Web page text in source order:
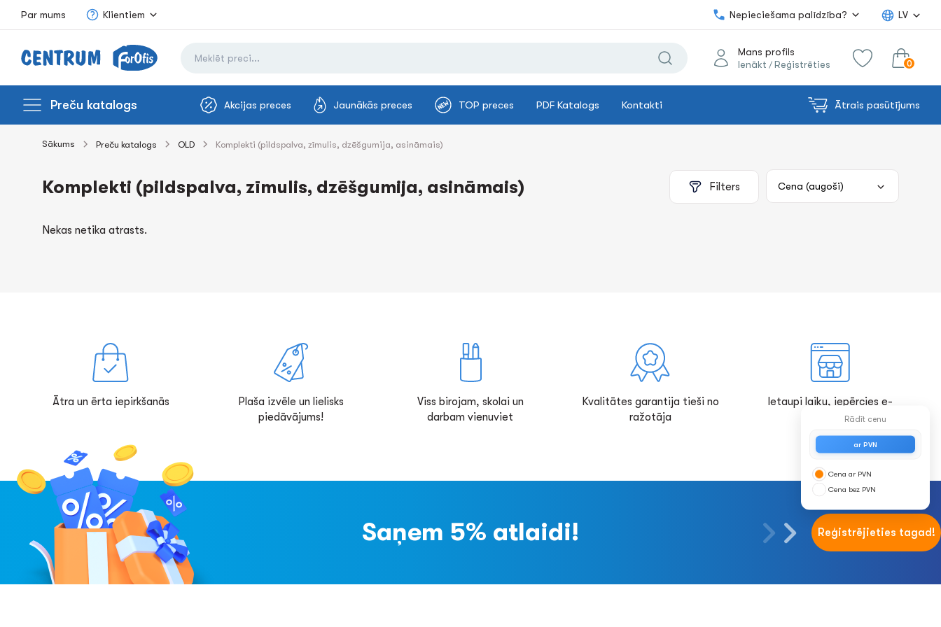
Par mums Klientiem Nepieciešama palīdzība? LV
Mans profils
Ienākt / Reģistrēties 0
Preču katalogs Akcijas preces Jaunākās preces TOP preces PDF Katalogs Kontakti Ātrais pasūtījums
Sākums Preču katalogs OLD Komplekti (pildspalva, zīmulis, dzēšgumija, asināmais)
Komplekti (pildspalva, zīmulis, dzēšgumija, asināmais) Filters
Nekas netika atrasts.
Rādīt cenu
ar PVN
Cena ar PVN
Cena bez PVN
Ātra un ērta iepirkšanās
Plaša izvēle un lielisks
piedāvājums!
Viss birojam, skolai un
darbam vienuviet
Kvalitātes garantija tieši no
ražotāja
Ietaupi laiku, iepērcies e-
veikalā!
Saņem 5% atlaidi! Reģistrējieties tagad!